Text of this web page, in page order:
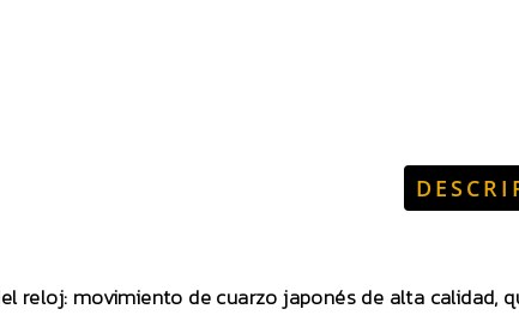
reloj: movimiento de cuarzo japonés de alta calidad,